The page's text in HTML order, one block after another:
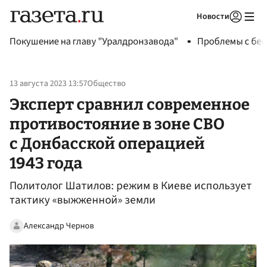
Новости
Покушение на главу "Уралдронзавода" Проблемы с
13 августа 2023 13:57Общество
Эксперт сравнил современное
противостояние в зоне СВО
с Донбасской операцией
1943 года
Политолог Шатилов: режим в Киеве использует
тактику «выжженной» земли
Александр Чернов